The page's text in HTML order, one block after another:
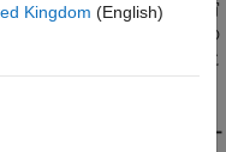
レーダーシステムは、宇宙
る衛星を検出します。この
ンスタレーションを迅速に
レーションをインポー
Kingdom (English)